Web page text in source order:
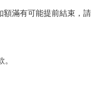
額滿有可能提前結束，請